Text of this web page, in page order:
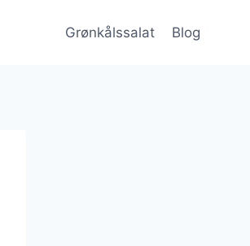
Grønkålssalat Blog